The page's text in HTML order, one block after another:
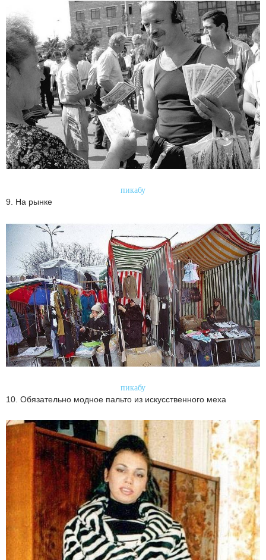
пикабу
9. На рынке
пикабу
10. Обязательно модное пальто из искусственного меха